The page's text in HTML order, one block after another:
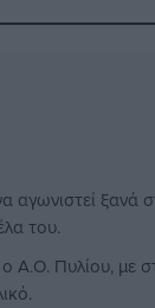
αγωνιστεί
του.
Α.Ο. Πυλίου, με